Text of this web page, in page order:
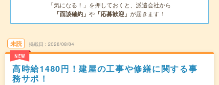
「気になる！」を押しておくと、派遣会社から
「面談確約」 や 「応募歓迎」 が届きます！
未読
NEW
掲載日 2026/08/04
高時給1480円！建屋の工事や修繕に関する事
務サポ！